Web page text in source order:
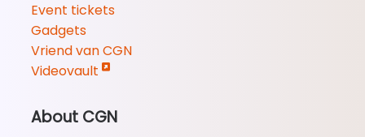
Event tickets
Gadgets
Vriend van CGN
Videovault
About CGN